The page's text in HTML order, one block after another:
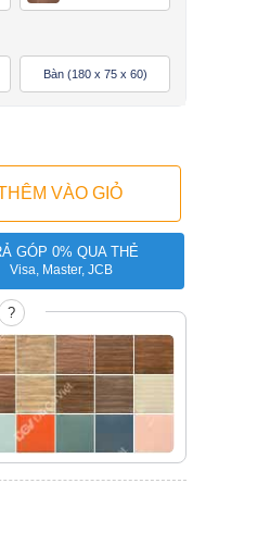
Bàn (180 x 75 x 60)
GÓP 0% QUA THẺ
Visa, Master, JCB
?